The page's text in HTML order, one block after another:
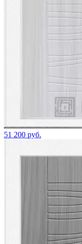
51 200 руб.